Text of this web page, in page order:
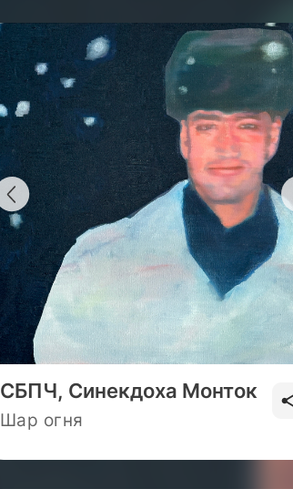
СБПЧ, Синекдоха Монток
Шар огня